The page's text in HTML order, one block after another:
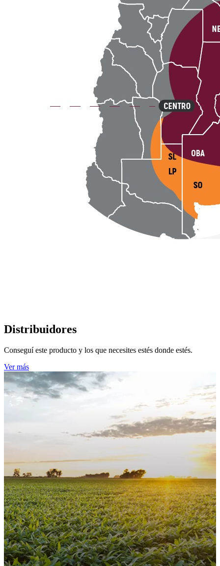
Distribuidores
Conseguí este producto y los que necesites estés donde estés.
Ver más